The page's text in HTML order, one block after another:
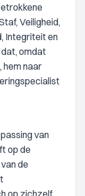
Veiligheid,
Integriteit en
dat, omdat
hem naar
van
op de
de
op zichzelf